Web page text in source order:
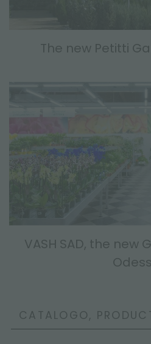
The new Petitti
VASH SAD, the new
CATALOGO,